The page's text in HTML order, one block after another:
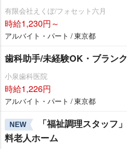
有限会社えくぼ/フォセット六月
時給1,230円～
アルバイト・パート / 東京都
歯科助手/未経験OK・ブラン
小泉歯科医院
時給1,226円
アルバイト・パート / 東京都
NEW
「福祉調理スタッフ
料老人ホーム